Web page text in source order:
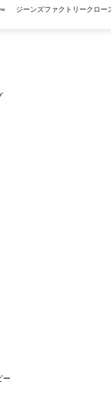
ジーンズファクトリークロー
ー